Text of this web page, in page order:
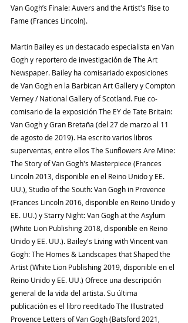
Van Gogh’s Finale: Auvers and the Artist's Rise to
Fame (Frances Lincoln).
Martin Bailey es un destacado especialista en Van
Gogh y reportero de investigación de The Art
Newspaper. Bailey ha comisariado exposiciones
de Van Gogh en la Barbican Art Gallery y Compton
Verney / National Gallery of Scotland. Fue co-
comisario de la exposición The EY de Tate Britain:
Van Gogh y Gran Bretaña (del 27 de marzo al 11
de agosto de 2019). Ha escrito varios libros
superventas, entre ellos The Sunflowers Are Mine:
The Story of Van Gogh's Masterpiece (Frances
Lincoln 2013, disponible en el Reino Unido y EE.
UU.), Studio of the South: Van Gogh in Provence
(Frances Lincoln 2016, disponible en Reino Unido y
EE. UU.) y Starry Night: Van Gogh at the Asylum
(White Lion Publishing 2018, disponible en Reino
Unido y EE. UU.). Bailey's Living with Vincent van
Gogh: The Homes & Landscapes that Shaped the
Artist (White Lion Publishing 2019, disponible en el
Reino Unido y EE. UU.) Ofrece una descripción
general de la vida del artista. Su última
publicación es el libro reeditado The Illustrated
Provence Letters of Van Gogh (Batsford 2021,